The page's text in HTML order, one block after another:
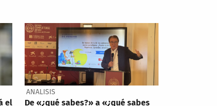
el
ANALISIS
De «¿qué sabes?» a «¿qué sabes